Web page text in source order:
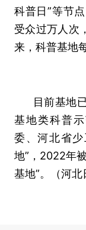
科普日”等节
受众过万人次
来，科普基地
目前基地
基地类科普
委、河北省
地”，2022年
基地”。（河北